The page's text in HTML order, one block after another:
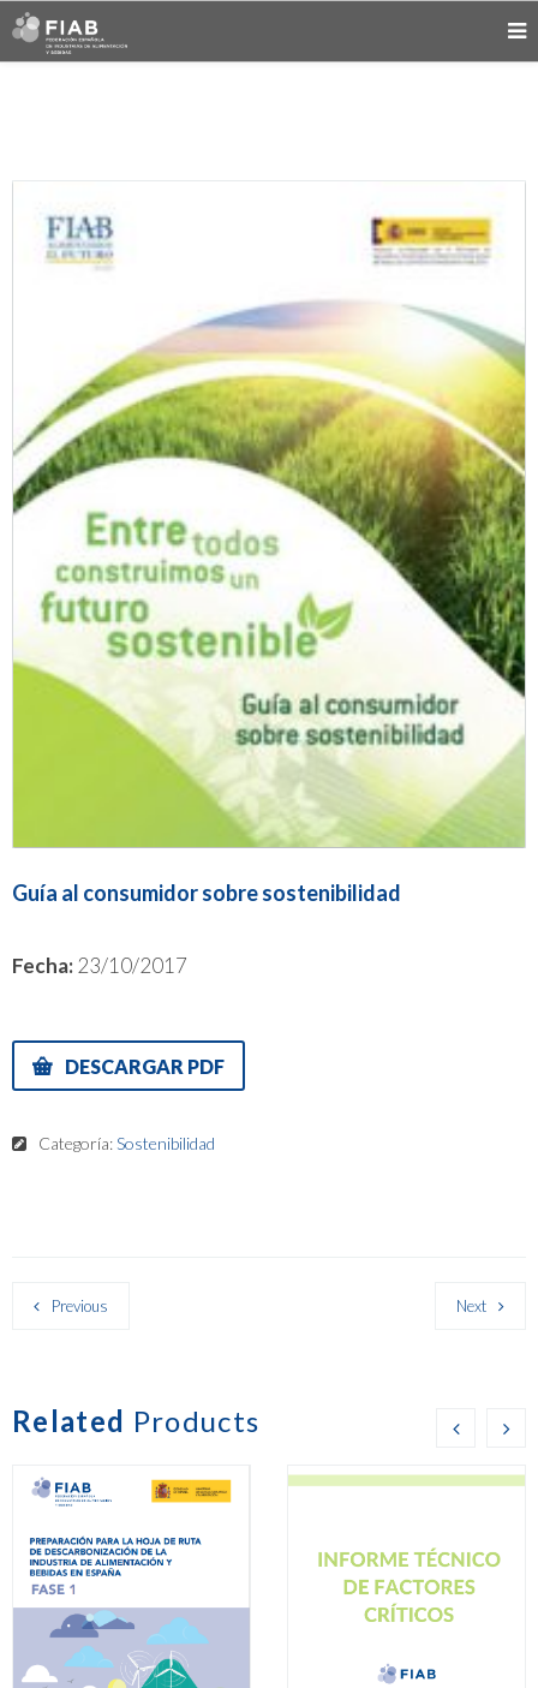
Guía al consumidor sobre sostenibilidad
Fecha: 23/10/2017
DESCARGAR PDF
Categoría:Sostenibilidad
Previous Next
Related Products